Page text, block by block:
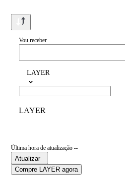
Vou receber
LAYER
LAYER
Última hora de atualização --
Atualizar
Compre LAYER agora